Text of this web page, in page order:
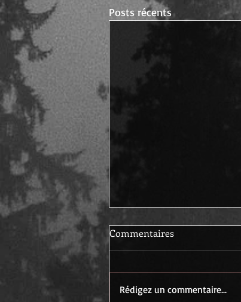
Posts récents
Danrit, préfacier
Commentaires
Rédigez un commentaire...